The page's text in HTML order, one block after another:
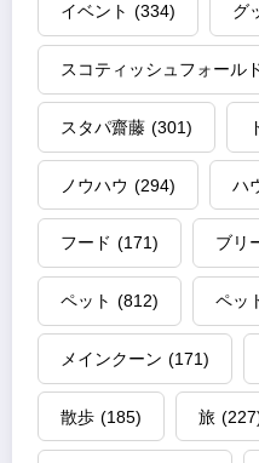
イベント (334) グ
スコティッシュフォール
スタパ齋藤 (301)
ノウハウ (294) ハ
フード (171) ブリ
ペット (812) ペッ
メインクーン (171)
散歩 (185) 旅